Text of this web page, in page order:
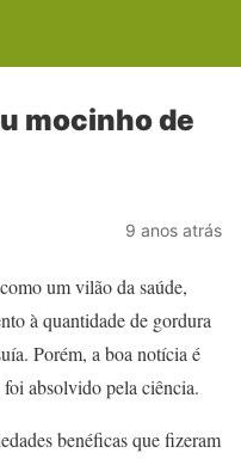
mocinho de
9 anos atrás
um vilão da saúde,
à quantidade de gordura
Porém, a boa notícia é
absolvido pela ciência.
benéficas que fizeram